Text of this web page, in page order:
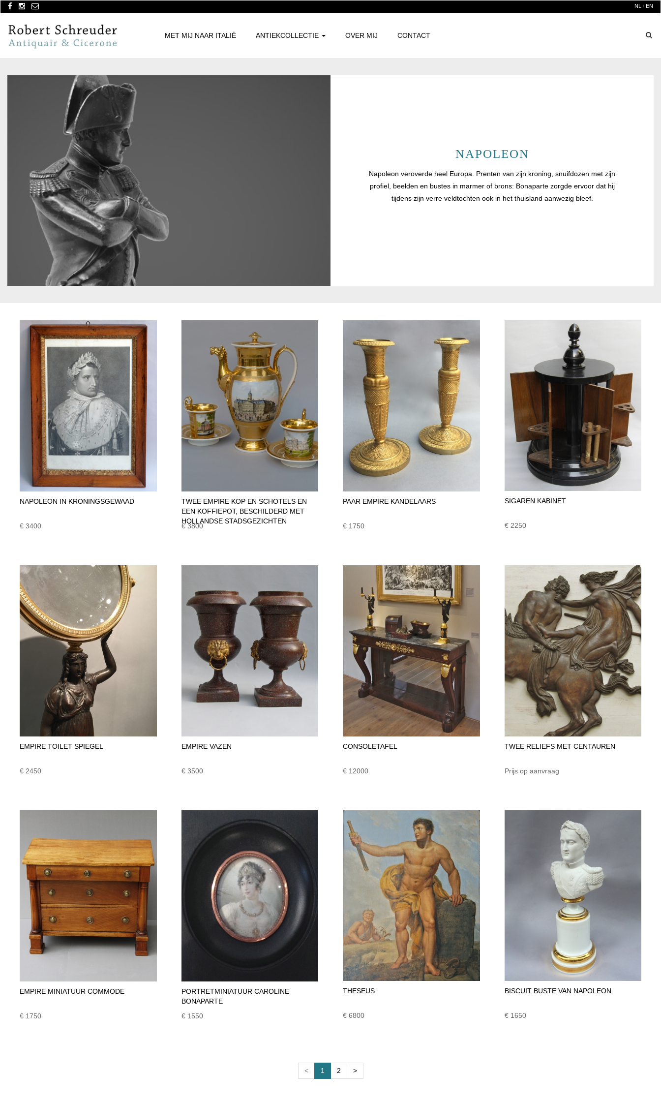
NL / EN
MET MIJ NAAR ITALIË ANTIEKCOLLECTIE OVER MIJ CONTACT
NAPOLEON
Napoleon veroverde heel Europa. Prenten van zijn kroning, snuifdozen met zijn
profiel, beelden en bustes in marmer of brons: Bonaparte zorgde ervoor dat hij
tijdens zijn verre veldtochten ook in het thuisland aanwezig bleef.
NAPOLEON IN KRONINGSGEWAAD
€ 3400
TWEE EMPIRE KOP EN SCHOTELS EN
EEN KOFFIEPOT, BESCHILDERD MET
HOLLANDSE STADSGEZICHTEN
€ 3800
PAAR EMPIRE KANDELAARS
€ 1750
SIGAREN KABINET
€ 2250
EMPIRE TOILET SPIEGEL
€ 2450
EMPIRE VAZEN
€ 3500
CONSOLETAFEL
€ 12000
TWEE RELIEFS MET CENTAUREN
Prijs op aanvraag
EMPIRE MINIATUUR COMMODE
€ 1750
PORTRETMINIATUUR CAROLINE
BONAPARTE
€ 1550
THESEUS
€ 6800
BISCUIT BUSTE VAN NAPOLEON
€ 1650
< 1 2 >